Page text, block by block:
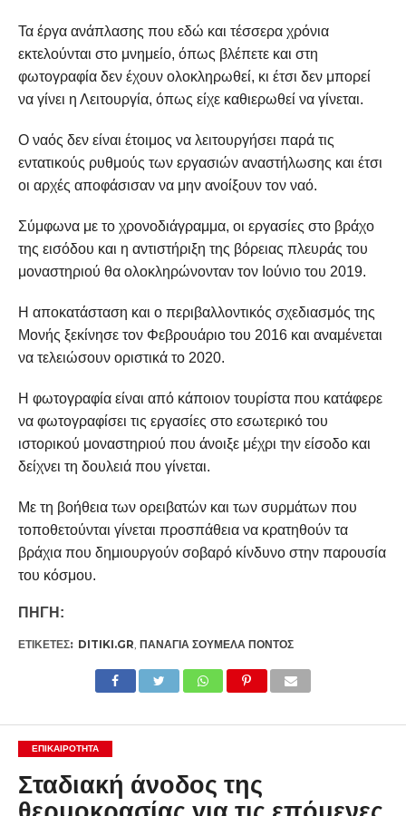
Τα έργα ανάπλασης που εδώ και τέσσερα χρόνια
εκτελούνται στο μνημείο, όπως βλέπετε και στη
φωτογραφία δεν έχουν ολοκληρωθεί, κι έτσι δεν μπορεί
να γίνει η Λειτουργία, όπως είχε καθιερωθεί να γίνεται.
Ο ναός δεν είναι έτοιμος να λειτουργήσει παρά τις
εντατικούς ρυθμούς των εργασιών αναστήλωσης και έτσι
οι αρχές αποφάσισαν να μην ανοίξουν τον ναό.
Σύμφωνα με το χρονοδιάγραμμα, οι εργασίες στο βράχο
της εισόδου και η αντιστήριξη της βόρειας πλευράς του
μοναστηριού θα ολοκληρώνονταν τον Ιούνιο του 2019.
Η αποκατάσταση και ο περιβαλλοντικός σχεδιασμός της
Μονής ξεκίνησε τον Φεβρουάριο του 2016 και αναμένεται
να τελειώσουν οριστικά το 2020.
Η φωτογραφία είναι από κάποιον τουρίστα που κατάφερε
να φωτογραφίσει τις εργασίες στο εσωτερικό του
ιστορικού μοναστηριού που άνοιξε μέχρι την είσοδο και
δείχνει τη δουλειά που γίνεται.
Με τη βοήθεια των ορειβατών και των συρμάτων που
τοποθετούνται γίνεται προσπάθεια να κρατηθούν τα
βράχια που δημιουργούν σοβαρό κίνδυνο στην παρουσία
του κόσμου.
ΠΗΓΗ:
ΕΤΙΚΕΤΕΣ: DITIKI.GR, ΠΑΝΑΓΊΑ ΣΟΥΜΕΛΆ ΠΌΝΤΟΣ
ΕΠΙΚΑΙΡΟΤΗΤΑ
Σταδιακή άνοδος της